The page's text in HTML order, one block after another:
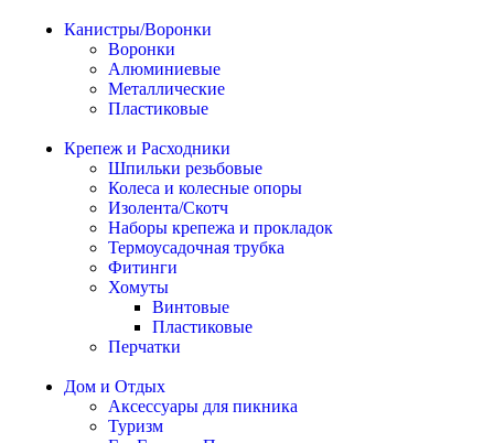
Канистры/Воронки
Воронки
Алюминиевые
Металлические
Пластиковые
Крепеж и Расходники
Шпильки резьбовые
Колеса и колесные опоры
Изолента/Скотч
Наборы крепежа и прокладок
Термоусадочная трубка
Фитинги
Хомуты
Винтовые
Пластиковые
Перчатки
Дом и Отдых
Аксессуары для пикника
Туризм